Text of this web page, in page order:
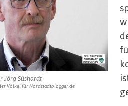
Jörg Süshardt
Völkel für Nordstadtblogger.de